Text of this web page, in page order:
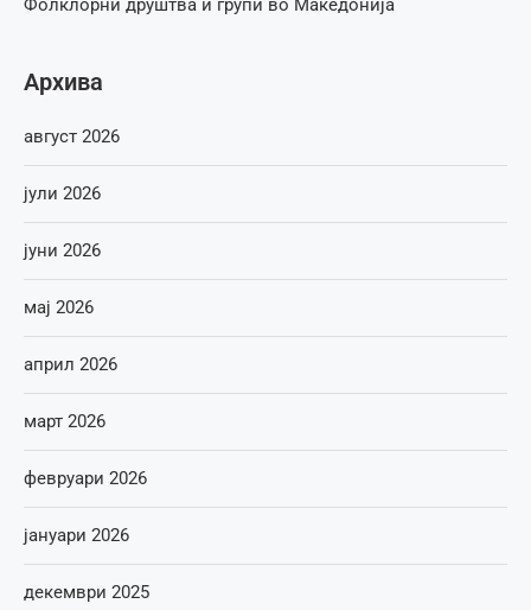
Фолклорни друштва и групи во Македонија
Архива
август 2026
јули 2026
јуни 2026
мај 2026
април 2026
март 2026
февруари 2026
јануари 2026
декември 2025